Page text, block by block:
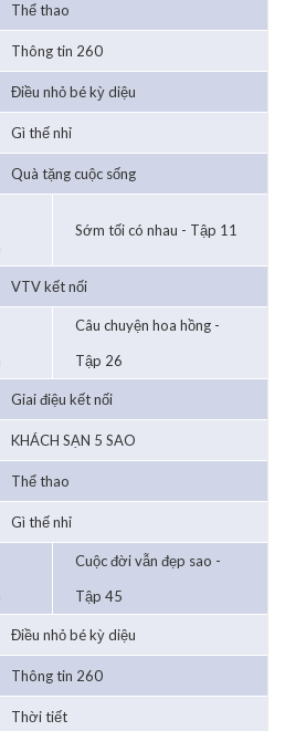
Thể thao
Thông tin 260
Điều nhỏ bé kỳ diệu
Gì thế nhỉ
Quà tặng cuộc sống
Sớm tối có nhau - Tập 11
VTV kết nối
Câu chuyện hoa hồng -
Tập 26
Giai điệu kết nối
KHÁCH SẠN 5 SAO
Thể thao
Gì thế nhỉ
Cuộc đời vẫn đẹp sao -
Tập 45
Điều nhỏ bé kỳ diệu
Thông tin 260
Thời tiết